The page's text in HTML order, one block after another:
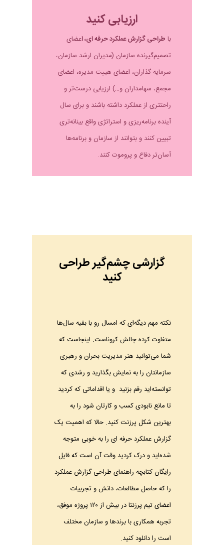
ارزیابی کنید
با طراحی گزارش عملکرد حرفه ای، اعضای
تصمیم‌گیرنده سازمان (مدیران ارشد سازمان،
سرمایه گذاران، اعضای هییت مدیره، اعضای
مجمع، سهامداران و…) ارزیابی درست‌تر و
راحتتری از عملکرد داشته باشند و برای سال
آینده برنامه‌ریزی و استراتژی واقع بینانه‌تری
تبیین کنند و بتوانند از سازمان و برنامه‌ها
آسان‌تر دفاع و پروموت کنند.
گزارشی چشم‌گیر طراحی
کنید
نکته مهم دیگه‌ای که امسال رو با بقیه سال‌ها
متفاوت کرده چالش کروناست. اینجاست که
شما می‌توانید هنر مدیریت بحران و رهبری
سازمانتان را به نمایش بگذارید و رشدی که
توانسته‌اید رقم بزنید و یا اقداماتی که کردید
تا مانع نابودی کسب و کارتان شود را به
بهترین شکل پرزنت کنید. حالا که اهمیت یک
گزارش عملکرد حرفه ای را به خوبی متوجه
شده‌اید و درک کردید وقت آن است که فایل
رایگان کتابچه راهنمای طراحی گزارش عملکرد
را که حاصل مطالعات، دانش و تجربیات
اعضای تیم پرزنتا در بیش از ۱۲۰ پروژه موفق،
تجربه همکاری با برندها و سازمان مختلف
است را دانلود کنید.